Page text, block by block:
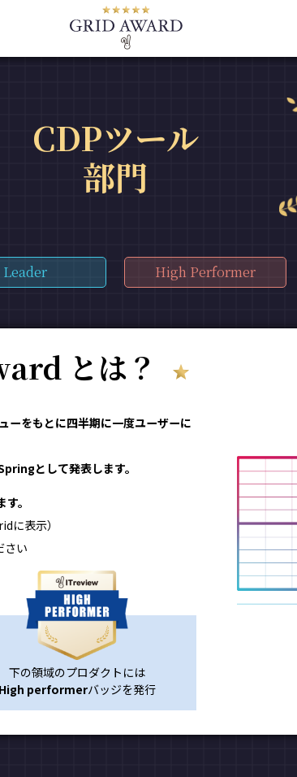
CDPツール
部門
Leader High Performer
とは？
をもとに四半期に一度ユーザーに
として発表します。
。
に表示）
さい
下の領域のプロダクトには
High performerバッジを発行